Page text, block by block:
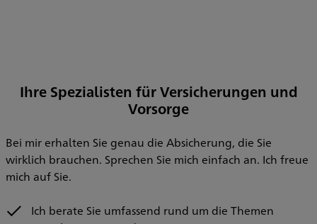
Ihre Spezialisten für Versicherungen und
Vorsorge
Bei mir erhalten Sie genau die Absicherung, die Sie
wirklich brauchen. Sprechen Sie mich einfach an. Ich freue
mich auf Sie.
Ich berate Sie umfassend rund um die Themen